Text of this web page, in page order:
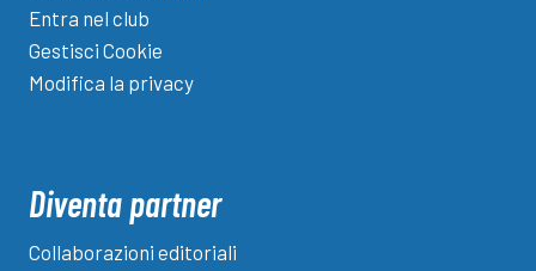
Entra nel club
Gestisci Cookie
Modifica la privacy
Diventa partner
Collaborazioni editoriali